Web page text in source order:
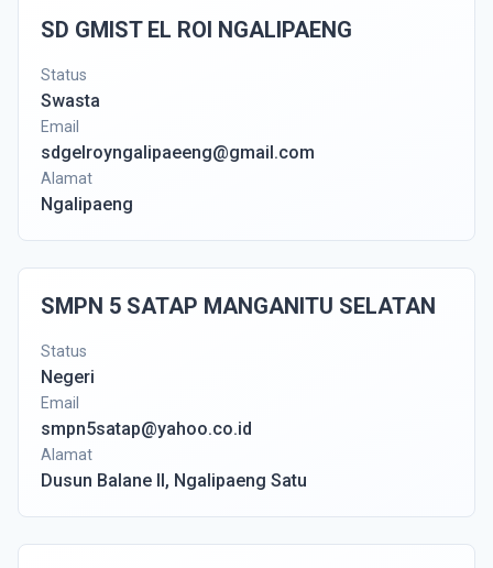
SD GMIST EL ROI NGALIPAENG
Status
Swasta
Email
sdgelroyngalipaeeng@gmail.com
Alamat
Ngalipaeng
SMPN 5 SATAP MANGANITU SELATAN
Status
Negeri
Email
smpn5satap@yahoo.co.id
Alamat
Dusun Balane II, Ngalipaeng Satu